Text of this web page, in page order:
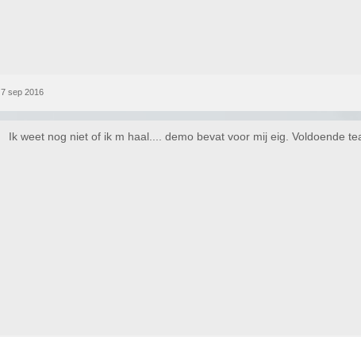
7 sep 2016
Ik weet nog niet of ik m haal.... demo bevat voor mij eig. Voldoende